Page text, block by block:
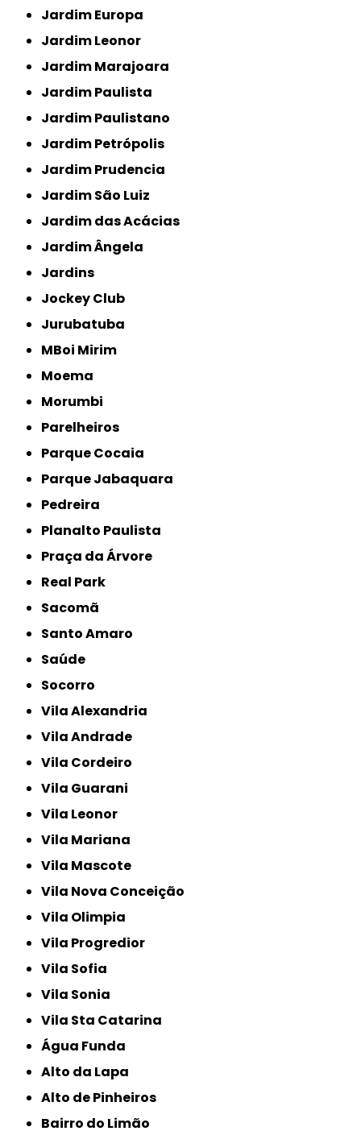
Jardim Europa
Jardim Leonor
Jardim Marajoara
Jardim Paulista
Jardim Paulistano
Jardim Petrópolis
Jardim Prudencia
Jardim São Luiz
Jardim das Acácias
Jardim Ângela
Jardins
Jockey Club
Jurubatuba
MBoi Mirim
Moema
Morumbi
Parelheiros
Parque Cocaia
Parque Jabaquara
Pedreira
Planalto Paulista
Praça da Árvore
Real Park
Sacomã
Santo Amaro
Saúde
Socorro
Vila Alexandria
Vila Andrade
Vila Cordeiro
Vila Guarani
Vila Leonor
Vila Mariana
Vila Mascote
Vila Nova Conceição
Vila Olimpia
Vila Progredior
Vila Sofia
Vila Sonia
Vila Sta Catarina
Água Funda
Alto da Lapa
Alto de Pinheiros
Bairro do Limão